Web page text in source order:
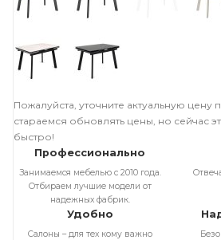
Пожалуйста, уточните актуальную
стараемся обновлять цены, но сейчас
быстро!
Профессионально
Занимаемся мебелью с 2010 года.
Отбираем лучшие модели от
надежных фабрик.
Удобно
Салоны – для тех кому важно